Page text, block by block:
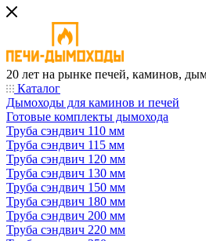
20 лет на рынке печей, каминов,
Каталог
Дымоходы для каминов и печей
Готовые комплекты дымохода
Труба сэндвич 110 мм
Труба сэндвич 115 мм
Труба сэндвич 120 мм
Труба сэндвич 130 мм
Труба сэндвич 150 мм
Труба сэндвич 180 мм
Труба сэндвич 200 мм
Труба сэндвич 220 мм